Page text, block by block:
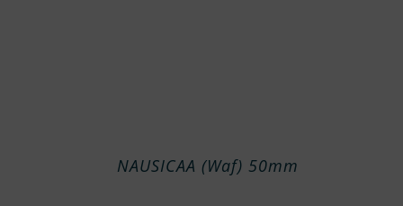
NAUSICAA (Waf) 50mm